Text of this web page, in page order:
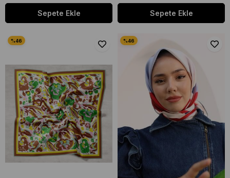
Sepete Ekle Sepete Ekle